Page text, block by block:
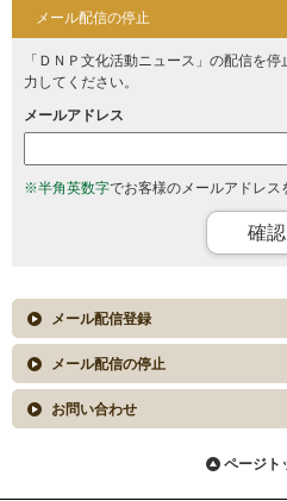
メール配信の停止
「ＤＮＰ文化活動ニュース」の配信を
力してください。
メールアドレス
※半角英数字でお客様のメールアドレス
確認
メール配信登録
メール配信の停止
お問い合わせ
ページト